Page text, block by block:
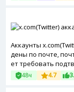
Аккаунты
дены по почте,
ет требовать
ично заполнен.
48ч 4.7